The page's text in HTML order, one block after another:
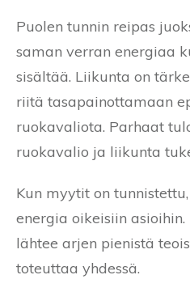
Puolen tunnin reipas
saman verran energiaa
sisältää. Liikunta on
riitä tasapainottamaan
ruokavaliota. Parhaat
ruokavalio ja liikunta
Kun myytit on
energia oikeisiin
lähtee arjen pienistä
toteuttaa yhdessä.